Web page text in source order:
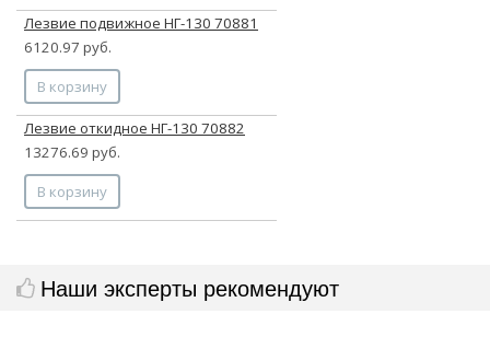
Лезвие подвижное НГ-130 70881
6120.97 руб.
В корзину
Лезвие откидное НГ-130 70882
13276.69 руб.
В корзину
Наши эксперты рекомендуют